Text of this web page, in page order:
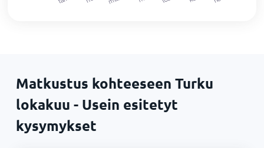
Matkustus kohteeseen Turku
lokakuu - Usein esitetyt
kysymykset